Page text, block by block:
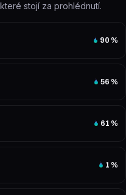
stojí za prohlédnutí.
90 %
56 %
61 %
1 %